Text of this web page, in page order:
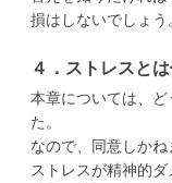
損はしないでしょう
４．ストレスと
本章については、
た。
なので、同意しかね
ストレスが精神的